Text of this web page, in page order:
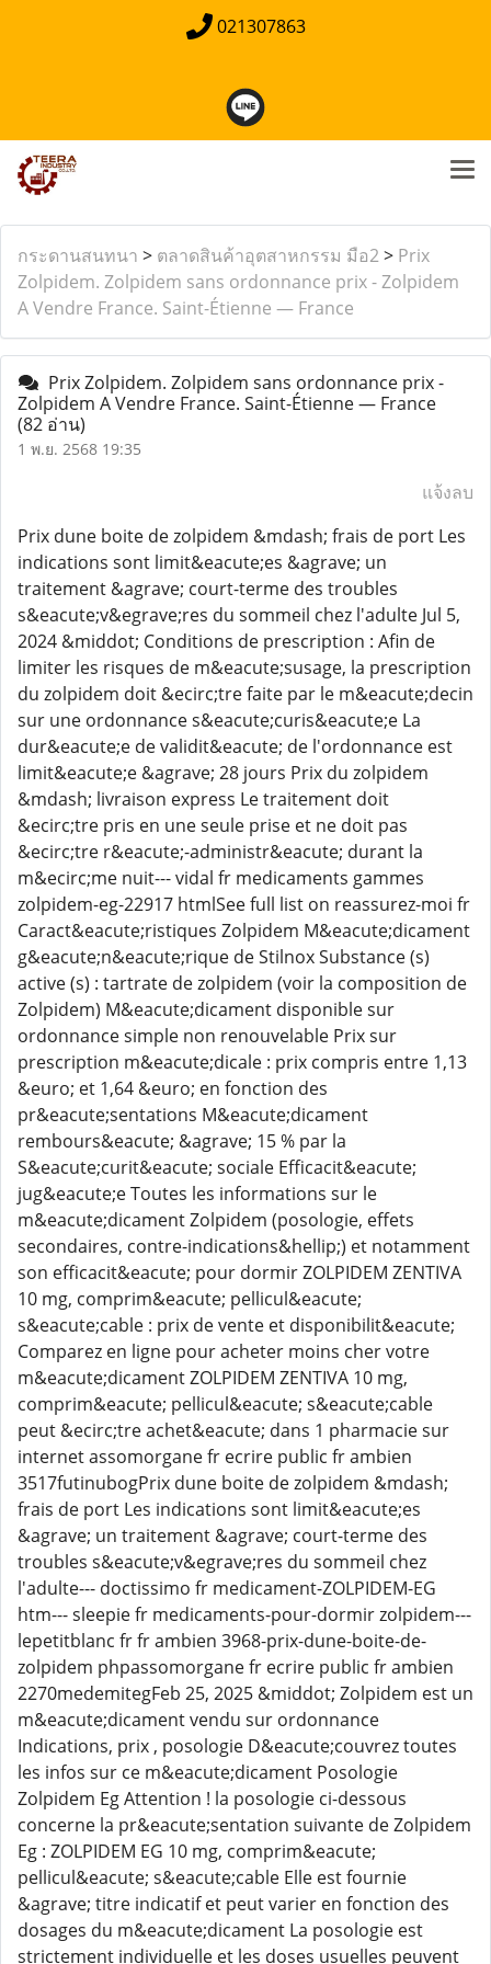
021307863
กระดานสนทนา > ตลาดสินค้าอุตสาหกรรม มือ2> Prix
Zolpidem. Zolpidem sans ordonnance prix - Zolpidem
A Vendre France. Saint-Étienne — France
Prix Zolpidem. Zolpidem sans ordonnance prix -
Zolpidem A Vendre France. Saint-Étienne — France
(82 อ่าน)
1 พ.ย. 2568 19:35
แจ้งลบ
Prix dune boite de zolpidem &mdash; frais de port Les
indications sont limit&eacute;es &agrave; un
traitement &agrave; court-terme des troubles
s&eacute;v&egrave;res du sommeil chez l'adulte Jul 5,
2024 &middot; Conditions de prescription : Afin de
limiter les risques de m&eacute;susage, la prescription
du zolpidem doit &ecirc;tre faite par le m&eacute;decin
sur une ordonnance s&eacute;curis&eacute;e La
dur&eacute;e de validit&eacute; de l'ordonnance est
limit&eacute;e &agrave; 28 jours Prix du zolpidem
&mdash; livraison express Le traitement doit
&ecirc;tre pris en une seule prise et ne doit pas
&ecirc;tre r&eacute;-administr&eacute; durant la
m&ecirc;me nuit--- vidal fr medicaments gammes
zolpidem-eg-22917 htmlSee full list on reassurez-moi fr
Caract&eacute;ristiques Zolpidem M&eacute;dicament
g&eacute;n&eacute;rique de Stilnox Substance (s)
active (s) : tartrate de zolpidem (voir la composition de
Zolpidem) M&eacute;dicament disponible sur
ordonnance simple non renouvelable Prix sur
prescription m&eacute;dicale : prix compris entre 1,13
&euro; et 1,64 &euro; en fonction des
pr&eacute;sentations M&eacute;dicament
rembours&eacute; &agrave; 15 % par la
S&eacute;curit&eacute; sociale Efficacit&eacute;
jug&eacute;e Toutes les informations sur le
m&eacute;dicament Zolpidem (posologie, effets
secondaires, contre-indications&hellip;) et notamment
son efficacit&eacute; pour dormir ZOLPIDEM ZENTIVA
10 mg, comprim&eacute; pellicul&eacute;
s&eacute;cable : prix de vente et disponibilit&eacute;
Comparez en ligne pour acheter moins cher votre
m&eacute;dicament ZOLPIDEM ZENTIVA 10 mg,
comprim&eacute; pellicul&eacute; s&eacute;cable
peut &ecirc;tre achet&eacute; dans 1 pharmacie sur
internet assomorgane fr ecrire public fr ambien
3517futinubogPrix dune boite de zolpidem &mdash;
frais de port Les indications sont limit&eacute;es
&agrave; un traitement &agrave; court-terme des
troubles s&eacute;v&egrave;res du sommeil chez
l'adulte--- doctissimo fr medicament-ZOLPIDEM-EG
htm--- sleepie fr medicaments-pour-dormir zolpidem---
lepetitblanc fr fr ambien 3968-prix-dune-boite-de-
zolpidem phpassomorgane fr ecrire public fr ambien
2270medemitegFeb 25, 2025 &middot; Zolpidem est un
m&eacute;dicament vendu sur ordonnance
Indications, prix , posologie D&eacute;couvrez toutes
les infos sur ce m&eacute;dicament Posologie
Zolpidem Eg Attention ! la posologie ci-dessous
concerne la pr&eacute;sentation suivante de Zolpidem
Eg : ZOLPIDEM EG 10 mg, comprim&eacute;
pellicul&eacute; s&eacute;cable Elle est fournie
&agrave; titre indicatif et peut varier en fonction des
dosages du m&eacute;dicament La posologie est
strictement individuelle et les doses usuelles peuvent